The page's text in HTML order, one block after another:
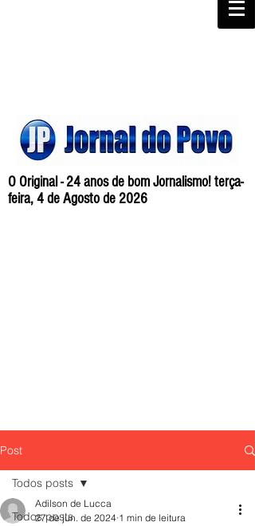
O Original - 24 anos de bom Jornalismo! terça-
feira, 4 de Agosto de 2026
Post
Todos posts
Todos posts
Adilson de Lucca
27 de jun. de 2024 1 min de leitura